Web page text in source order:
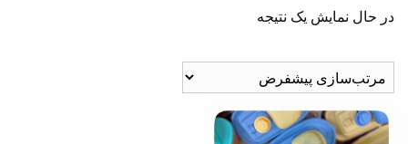
در حال نمایش یک نتیجه